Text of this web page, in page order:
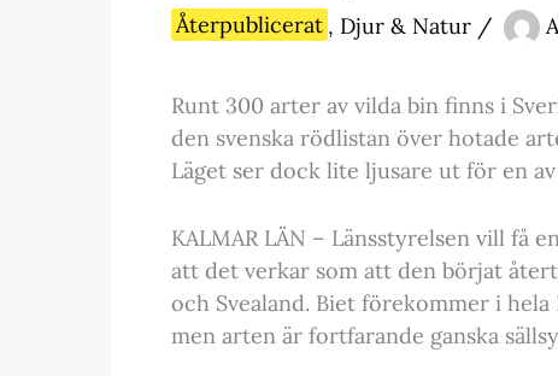
Återpublicerat , Djur & Natur /
Runt 300 arter av vilda bin finns i
den svenska rödlistan över hotade
Läget ser dock lite ljusare ut för en
KALMAR LÄN – Länsstyrelsen vill få
att det verkar som att den börjat
och Svealand. Biet förekommer i
men arten är fortfarande ganska